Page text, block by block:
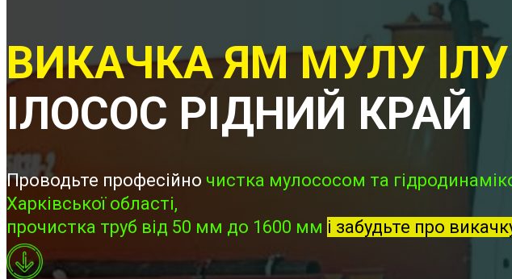
ВИКАЧКА ЯМ МУЛУ ІЛУ
ІЛОСОС РІДНИЙ КРАЙ
Проводьте професійно чистка мулососом та
Харківської області,
прочистка труб від 50 мм до 1600 мм і забудьте про